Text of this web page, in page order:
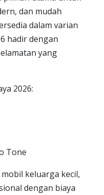
dan mudah
dalam varian
hadir dengan
yang
2026:
Tone
keluarga kecil,
dengan biaya